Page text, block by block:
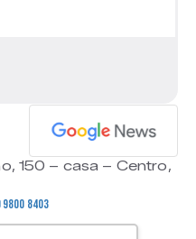
150 – casa – Centro,
9800 8403